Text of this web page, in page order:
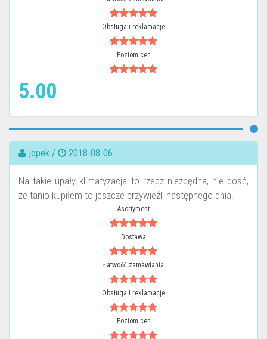
Obsługa i reklamacje
Poziom cen
5.00
jopek / 2018-08-06
Na takie upały klimatyzacja to rzecz niezbędna, nie dość,
że tanio kupiłem to jeszcze przywieźli następnego dnia.
Asortyment
Dostawa
Łatwość zamawiania
Obsługa i reklamacje
Poziom cen